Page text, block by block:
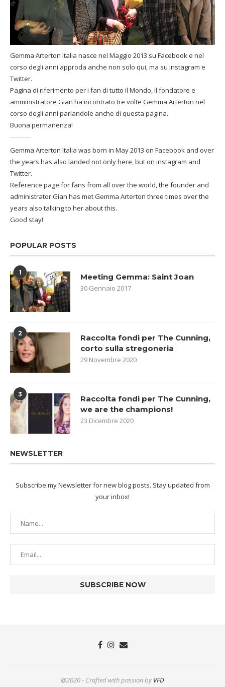
Gemma Arterton Italia nasce nel Maggio 2013 su Facebook e nel
corso degli anni approda anche non solo qui, ma su instagram e
Twitter.
Pagina di riferimento per i fan di tutto il Mondo, il fondatore e
amministratore Gian ha incontrato tre volte Gemma Arterton nel
corso degli anni parlandole anche di questa pagina.
Buona permanenza!
Gemma Arterton Italia was born in May 2013 on Facebook and over
the years has also landed not only here, but on instagram and
Twitter.
Reference page for fans from all over the world, the founder and
administrator Gian has met Gemma Arterton three times over the
years also talking to her about this.
Good stay!
POPULAR POSTS
1 Meeting Gemma: Saint Joan
30 Gennaio 2017
2
Raccolta fondi per The Cunning,
corto sulla stregoneria
29 Novembre 2020
3
Raccolta fondi per The Cunning,
we are the champions!
23 Dicembre 2020
NEWSLETTER
Subscribe my Newsletter for new blog posts. Stay updated from
your inbox!
@2020 - Crafted with passion byVFD